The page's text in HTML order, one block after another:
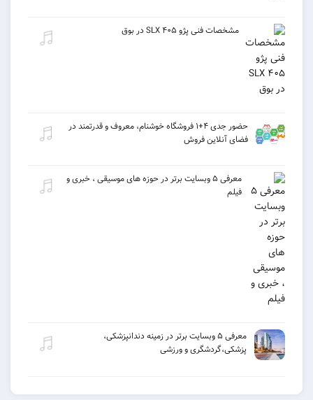
مشخصات فنی پژو ۴۰۵ SLX در بوق
حضور جدی ۴+۱ فروشگاه خوشنام، معروف و قدرتمند در
فضای آنلاین فروش
معرفی ۵ وبسایت برتر در حوزه های موسیقی ، خبری و
معرفی ۵ وبسایت برتر در زمینه دندانپزشکی،
پزشکی،گردشگری و ورزشی